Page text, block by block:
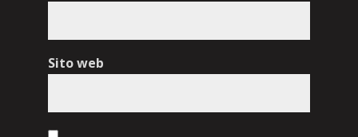
Sito web